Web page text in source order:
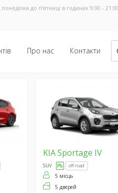
понеділка до п'ятниці в годинах 9:00 -
Про нас Контакти
KIASportage IV
suv off-road
5 місць
5 дверей